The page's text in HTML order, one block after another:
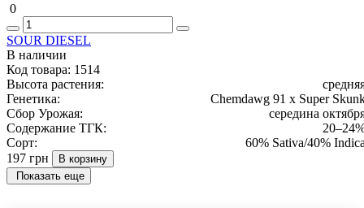
0
SOUR DIESEL
В наличии
Код товара: 1514
Высота растения:
Генетика:
Chemdawg 91 x Super
Сбор Урожая:
середина
Содержание ТГК:
Сорт:
60% Sativa/40%
197 грн
В корзину
Показать еще